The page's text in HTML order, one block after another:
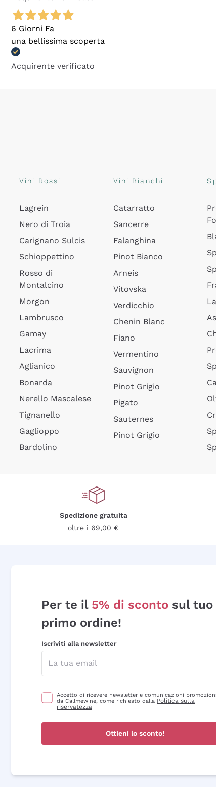
6 Giorni Fa
una bellissima scoperta
Acquirente verificato
Vini Rossi
Lagrein
Nero di Troia
Carignano Sulcis
Schioppettino
Rosso di
Montalcino
Morgon
Lambrusco
Gamay
Lacrima
Aglianico
Bonarda
Nerello Mascalese
Tignanello
Gaglioppo
Bardolino
Vini Bianchi
Catarratto
Sancerre
Falanghina
Pinot Bianco
Arneis
Vitovska
Verdicchio
Chenin Blanc
Fiano
Vermentino
Sauvignon
Pinot Grigio
Pigato
Sauternes
Pinot Grigio
Spedizione gratuita
oltre i 69,00 €
Per te il 5% di sconto sul tuo
primo ordine!
Iscriviti alla newsletter
Accetto di ricevere newsletter e comunicazioni
da Callmewine, come richiesto dalla Politica sulla
riservatezza
Ottieni lo sconto!